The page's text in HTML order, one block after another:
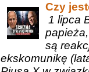
Czy
1 lipca
są
ekskomunikę